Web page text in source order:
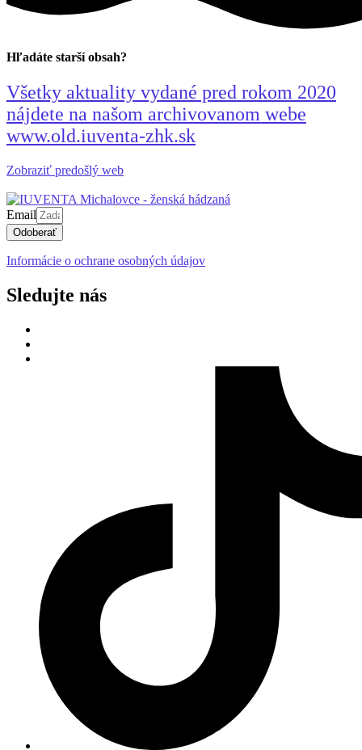
Hľadáte starší obsah?
Všetky aktuality vydané pred rokom 2020
nájdete na našom archivovanom webe
www.old.iuventa-zhk.sk
Zobraziť predošlý web
Email
Odoberať
Informácie o ochrane osobných údajov
Sledujte nás